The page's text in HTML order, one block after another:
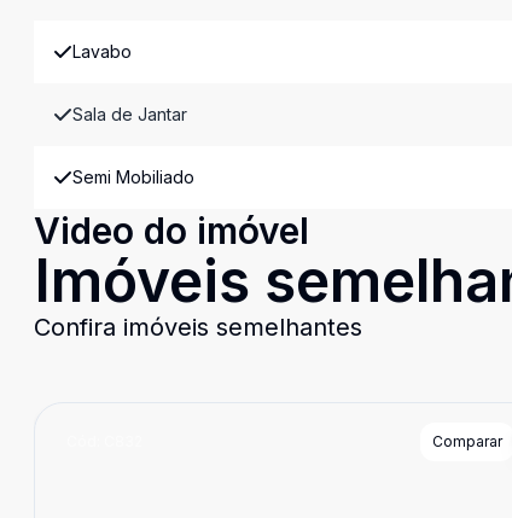
Lavabo
Sala de Jantar
Semi Mobiliado
Video do imóvel
Imóveis
Confira imóveis semelhantes
Comparar